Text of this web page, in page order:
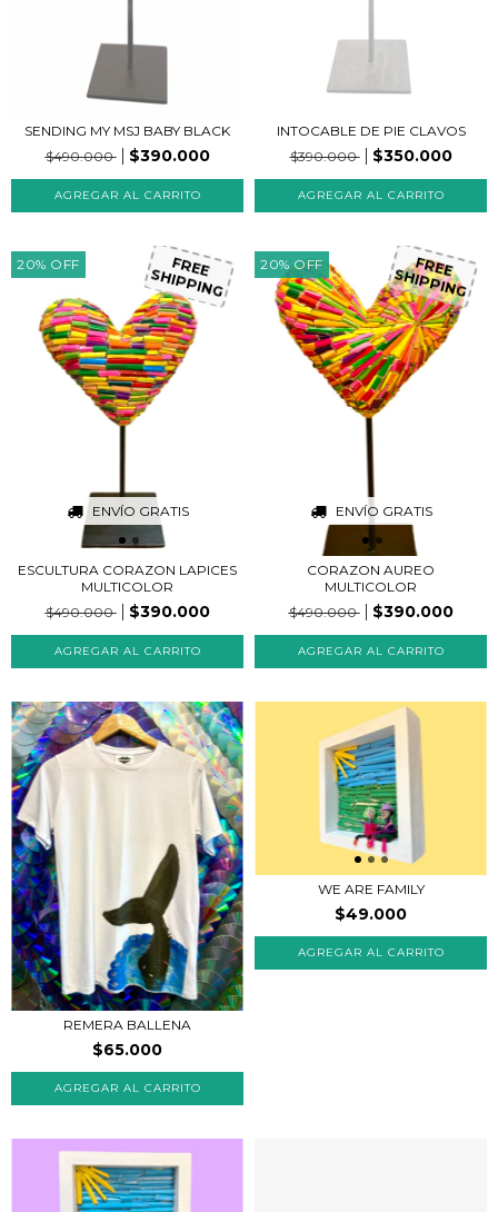
SENDING MY MSJ BABY BLACK
$490.000
$390.000
INTOCABLE DE PIE CLAVOS
$390.000
$350.000
20% OFF
ENVÍO GRATIS
FREE
SHIPPING
ESCULTURA CORAZON LAPICES
MULTICOLOR
$490.000
$390.000
20% OFF
ENVÍO GRATIS
FREE
SHIPPING
CORAZON AUREO
MULTICOLOR
$490.000
$390.000
REMERA BALLENA
$65.000
WE ARE FAMILY
$49.000